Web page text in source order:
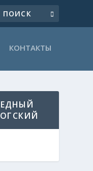
КОНТАКТЫ